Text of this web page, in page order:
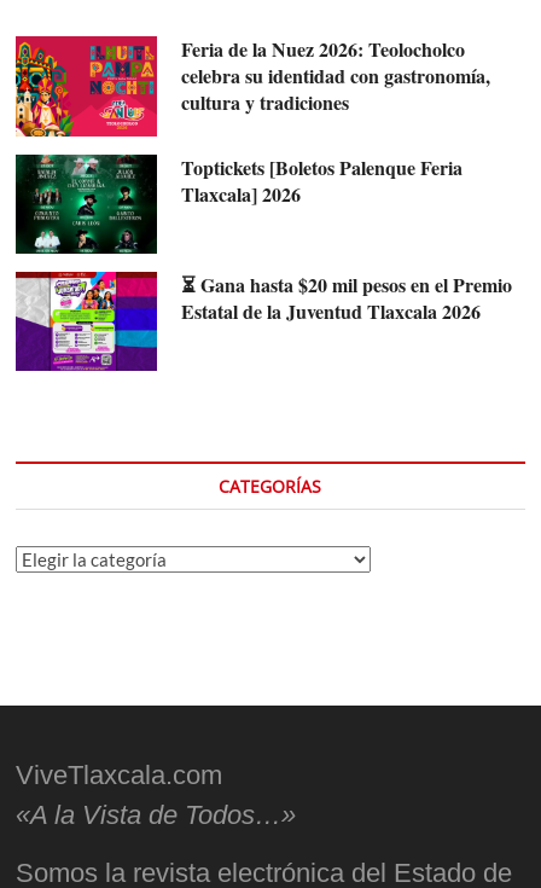
Feria de la Nuez 2026: Teolocholco
celebra su identidad con gastronomía,
cultura y tradiciones
Toptickets [Boletos Palenque Feria
Tlaxcala] 2026
⏳ Gana hasta $20 mil pesos en el Premio
Estatal de la Juventud Tlaxcala 2026
CATEGORÍAS
Categorías
ViveTlaxcala.com
«A la Vista de Todos…»
Somos la revista electrónica del Estado de